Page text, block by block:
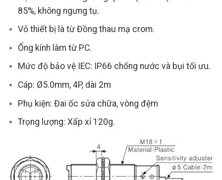
85%, không ngưng tụ.
Vỏ thiết bị là từ Đồng thau mạ crom.
Ống kính làm từ PC.
Mức độ bảo vệ IEC: IP66 chống nước và bụi tối ưu.
Cáp: Ø5.0mm, 4P, dài 2m
Phụ kiện: Đai ốc sửa chữa, vòng đệm
Trọng lượng: Xấp xỉ 120g.